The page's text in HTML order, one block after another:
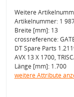
Weitere
Artikelnummer: 1
Breite [mm]: 13
crossreference:
DT Spare Parts
AVX 13 X 1700,
Länge [mm]: 1.700
weitere Attribute